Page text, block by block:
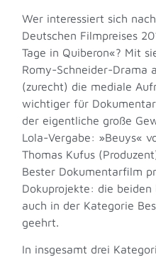
Wer interessiert sich
Deutschen Filmpreises
Tage in Quiberon«? Mit
Romy-Schneider-Drama
(zurecht) die mediale
wichtiger für
der eigentliche große
Lola-Vergabe: »Beuys«
Thomas Kufus
Bester Dokumentarfilm
Dokuprojekte: die
auch in der Kategorie
geehrt.
In insgesamt drei